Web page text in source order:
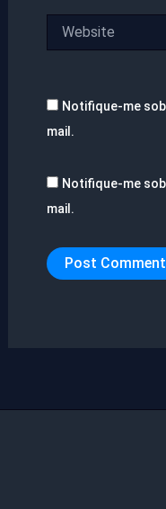
Notifique-me
mail.
Notifique-me
mail.